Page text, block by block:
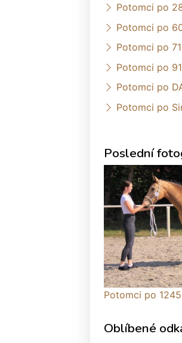
Potomci po
Potomci po
Potomci po
Potomci po
Potomci po
Potomci po
Poslední
Potomci po
Oblíbené